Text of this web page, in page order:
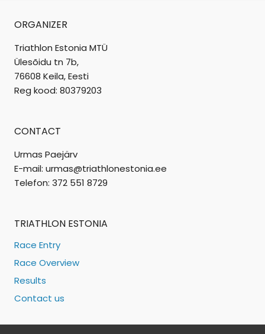
ORGANIZER
Triathlon Estonia MTÜ
Ülesõidu tn 7b,
76608 Keila, Eesti
Reg kood: 80379203
CONTACT
Urmas Paejärv
E-mail: urmas@triathlonestonia.ee
Telefon: 372 551 8729
TRIATHLON ESTONIA
Race Entry
Race Overview
Results
Contact us